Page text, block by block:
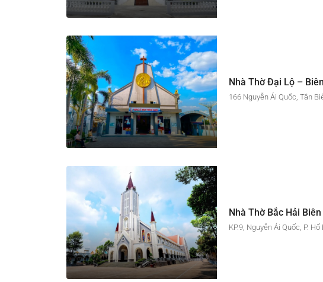
Nhà Thờ Đại Lộ –
166 Nguyễn Ái Quốc, Tân
Nhà Thờ Bắc Hải
KP.9, Nguyễn Ái Quốc, P.